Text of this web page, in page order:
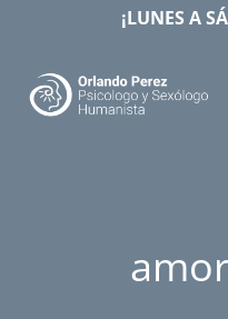
content
¡LUNES A